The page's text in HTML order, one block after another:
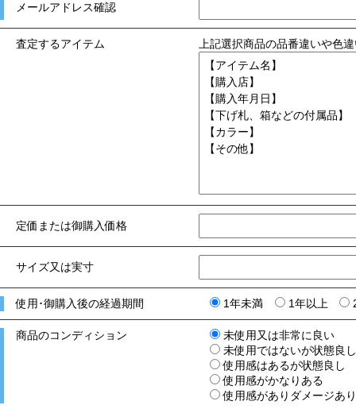
メールアドレス確認
査定するアイテム 上記選択商品の品番違いや色
定価または御購入価格
サイズ又は実寸
使用･御購入後の経過期間 1年未満 1年以上
商品のコンディション
未使用又は非常に良い
未使用ではないが状態良
使用感はあるが状態良し
使用感がかなりある
使用感がありダメージあ